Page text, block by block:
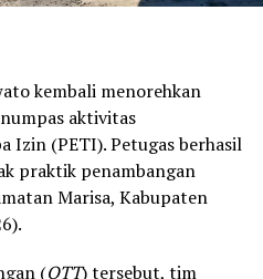
kembali menorehkan
aktivitas
Izin (PETI). Petugas berhasil
praktik penambangan
Marisa, Kabupaten
(OTT) tersebut, tim